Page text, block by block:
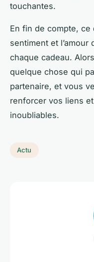
touchantes.
En fin de compte, ce
sentiment et
chaque cadeau.
quelque chose qui
partenaire, et vous
renforcer vos liens
inoubliables.
Actu